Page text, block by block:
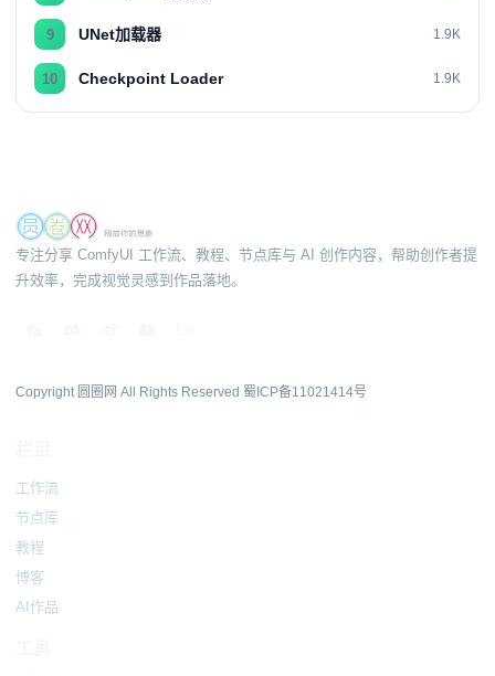
9 UNet加载器 1.9K
10 Checkpoint Loader 1.9K
专注分享 ComfyUI 工作流、教程、节点库与 AI 创作内容，帮助创作者提
升效率，完成视觉灵感到作品落地。
Copyright 圆圈网 All Rights Reserved 蜀ICP备11021414号
工作流
节点库
教程
博客
AI作品